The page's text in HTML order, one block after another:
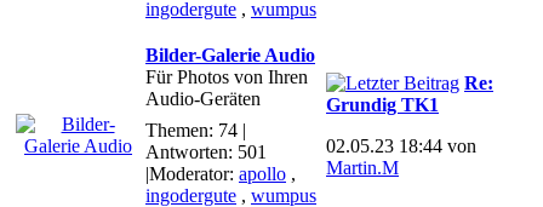
ingodergute , wumpus
Bilder-Galerie Audio
Für Photos von Ihren
Audio-Geräten
Themen: 74 |
Antworten: 501
|Moderator: apollo ,
ingodergute , wumpus
Re:
Grundig TK1
02.05.23 18:44 von
Martin.M